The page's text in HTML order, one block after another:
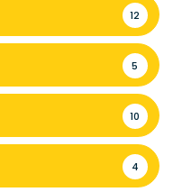
12
5
10
4